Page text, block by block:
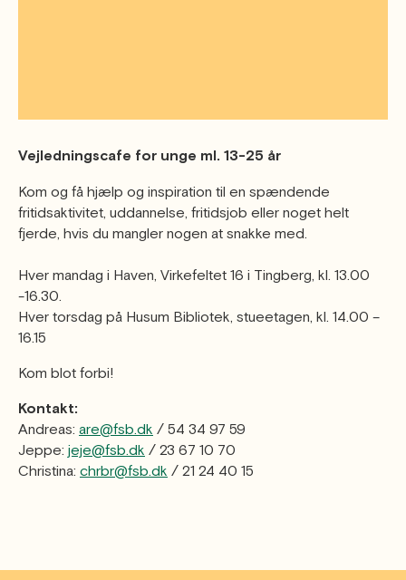
Vejledningscafe for unge ml. 13-25 år
Kom og få hjælp og inspiration til en spændende
fritidsaktivitet, uddannelse, fritidsjob eller noget helt
fjerde, hvis du mangler nogen at snakke med.
Hver mandag i Haven, Virkefeltet 16 i Tingberg, kl. 13.00
-16.30.
Hver torsdag på Husum Bibliotek, stueetagen, kl. 14.00 –
16.15
Kom blot forbi!
Kontakt:
Andreas: are@fsb.dk / 54 34 97 59
Jeppe: jeje@fsb.dk / 23 67 10 70
Christina: chrbr@fsb.dk / 21 24 40 15